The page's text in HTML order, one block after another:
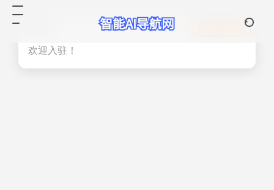
欢迎入驻！